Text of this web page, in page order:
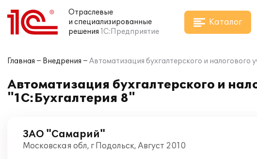
Отраслевые
и специализированные
решения 1С:Предприятие
Каталог
Главная Внедрения Автоматизация бухгалтерского и
Автоматизация бухгалтерского и
"1С:Бухгалтерия 8"
ЗАО "Самарий"
Московская обл, г Подольск, Август 2010